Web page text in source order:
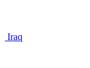
Iraq